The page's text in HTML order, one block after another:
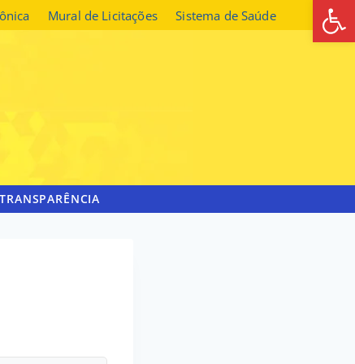
Mural de Licitações Sistema de Saúde
TRANSPARÊNCIA